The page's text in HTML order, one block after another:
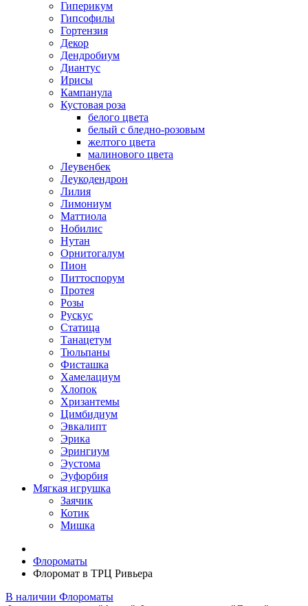
Гиперикум
Гипсофилы
Гортензия
Декор
Дендробиум
Диантус
Ирисы
Кампанула
Кустовая роза
белого цвета
белый с бледно-розовым
желтого цвета
малинового цвета
Леувенбек
Леукодендрон
Лилия
Лимониум
Маттиола
Нобилис
Нутан
Орнитогалум
Пион
Питтоспорум
Протея
Розы
Рускус
Статица
Танацетум
Тюльпаны
Фисташка
Хамелациум
Хлопок
Хризантемы
Цимбидиум
Эвкалипт
Эрика
Эрингиум
Эустома
Эуфорбия
Мягкая игрушка
Заячик
Котик
Мишка
Флороматы
Флоромат в ТРЦ Ривьера
В наличии Флороматы